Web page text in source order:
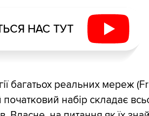
НАС ТУТ
багатьох реальних мереж
початковий набір складає